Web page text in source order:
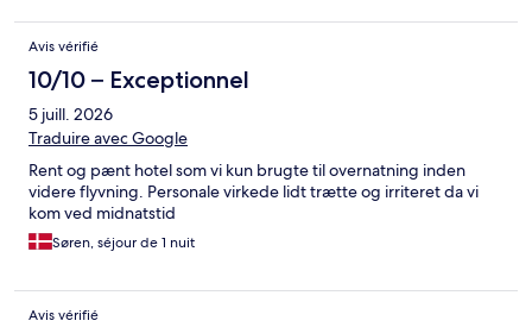
Avis vérifié
10/10 – Exceptionnel
5 juill. 2026
Traduire avec Google
Rent og pænt hotel som vi kun brugte til overnatning inden
videre flyvning. Personale virkede lidt trætte og irriteret da vi
kom ved midnatstid
Søren, séjour de 1 nuit
Avis vérifié